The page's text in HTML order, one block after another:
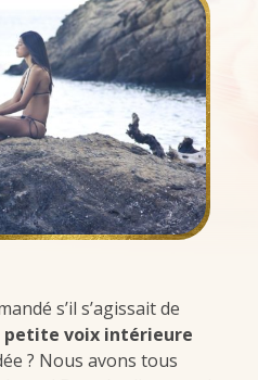
s’il s’agissait de
petite voix intérieure
? Nous avons tous